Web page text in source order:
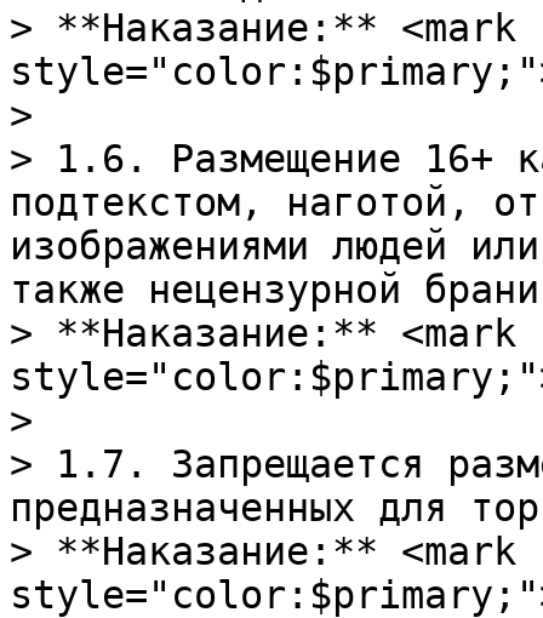
> **Наказание:** <mark
>
> 1.6. Размещение 16+
подтекстом, наготой,
изображениями людей
также нецензурной
> **Наказание:** <mark
>
> 1.7. Запрещается
предназначенных для
> **Наказание:** <mark